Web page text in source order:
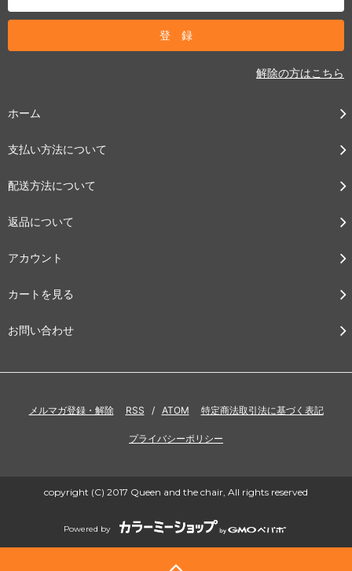
解除の方はこちら
ホーム
支払い方法について
配送方法について
返品について
アカウント
カートを見る
お問い合わせ
メルマガ登録・解除 RSS / ATOM 特定商法取引法に基づく表記
プライバシーポリシー
copyright (C) 2017 Queen and the chair, All rights reserved
Powered by